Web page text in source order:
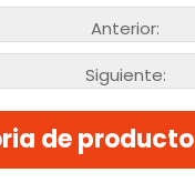
Anterior:
Siguiente:
de producto